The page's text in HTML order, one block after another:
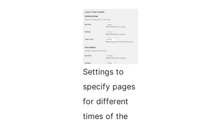
Settings to
specify pages
for different
times of the